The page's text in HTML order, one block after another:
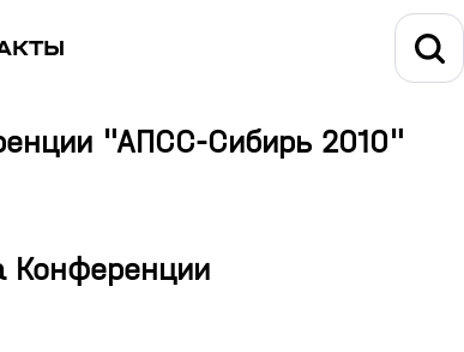
"АПСС-Сибирь 2010"
Конференции